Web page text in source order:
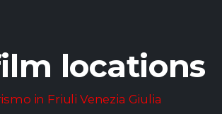
locations
in Friuli Venezia Giulia